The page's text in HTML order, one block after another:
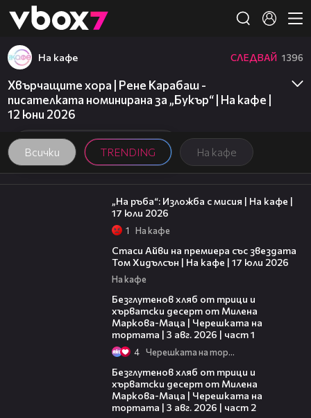
👾
Всички TRENDING На кафе
На кафе СЛЕДВАЙ 1396
Хвърчащите хора | Рене Карабаш -
писателката номинирана за „Букър“ | На кафе |
12 юни 2026
09:09
„На ръба“: Изложба с мисия | На кафе |
17 юли 2026
1 На кафе
Стаси Айви на премиера със звездата
Том Хидълсън | На кафе | 17 юли 2026
На кафе
Безглутенов хляб от трици и
хърватски десерт от Милена
Маркова-Маца | Черешката на
тортата | 3 авг. 2026 | част 1
4 Черешката на тортата
Безглутенов хляб от трици и
хърватски десерт от Милена
Маркова-Маца | Черешката на
тортата | 3 авг. 2026 | част 2